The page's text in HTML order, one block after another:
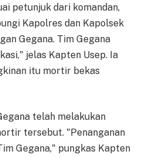
petunjuk dari komandan,
Kapolres dan Kapolsek
Gegana. Tim Gegana
jelas Kapten Usep. Ia
itu mortir bekas
telah melakukan
tersebut. "Penanganan
Gegana," pungkas Kapten